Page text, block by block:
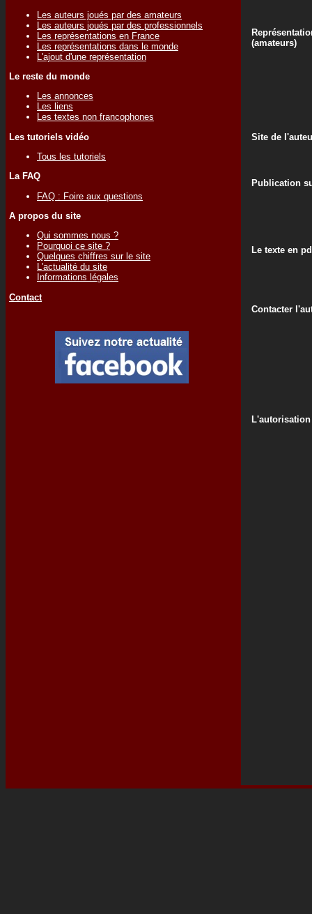
Les auteurs joués par des amateurs
Les auteurs joués par des professionnels
Les représentations en France
Les représentations dans le monde
L'ajout d'une représentation
Le reste du monde
Les annonces
Les liens
Les textes non francophones
Les tutoriels vidéo
Tous les tutoriels
La FAQ
FAQ : Foire aux questions
A propos du site
Qui sommes nous ?
Pourquoi ce site ?
Quelques chiffres sur le site
L'actualité du site
Informations légales
Contact
(amateurs)
Site de
Publication
Le texte en
Contacter
L'autorisation